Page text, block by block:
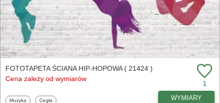
FOTOTAPETA ŚCIANA HIP-HOPOWA ( 21424 )
Cena zależy od wymiarów
1
Fototapety
Muzyka Fototapety
Cegła WYMIARY